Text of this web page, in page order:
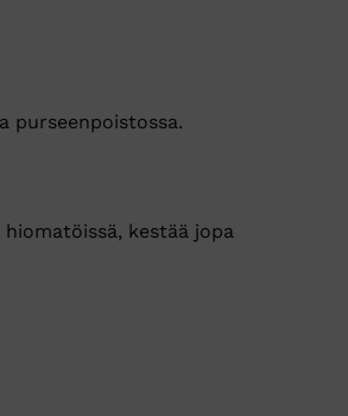
purseenpoistossa.
kestää jopa